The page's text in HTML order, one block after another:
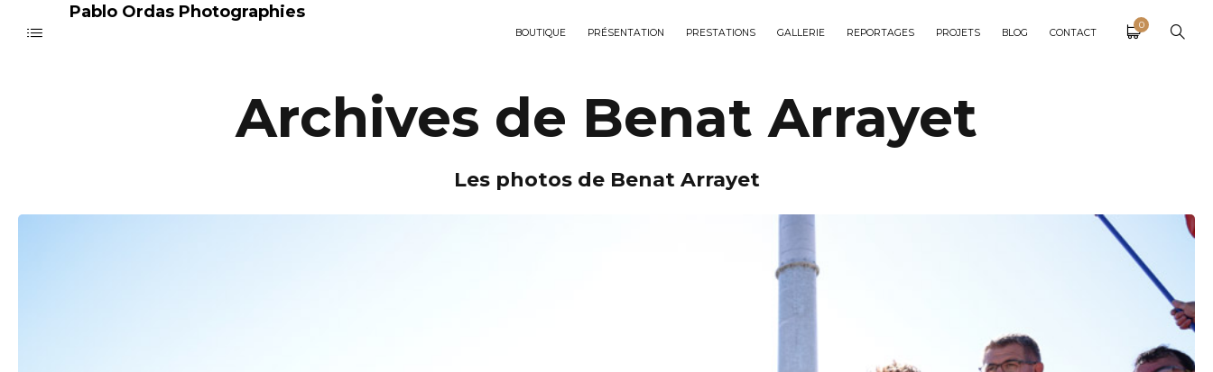
Pablo Ordas Photographies
BOUTIQUE PRÉSENTATION PRESTATIONS GALLERIE REPORTAGES PROJETS BLOG CONTACT
0
Archives de Benat Arrayet
Les photos de Benat Arrayet